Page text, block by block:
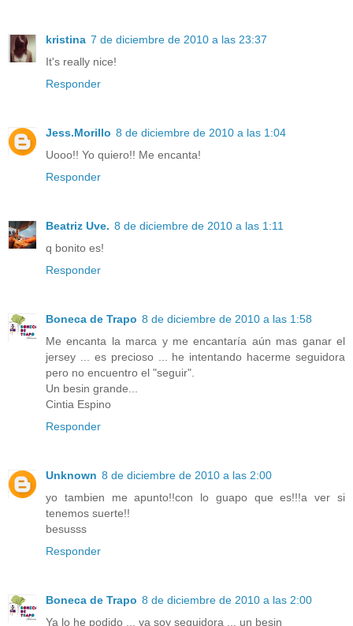
kristina 7 de diciembre de 2010 a las 23:37
It's really nice!
Responder
Jess.Morillo 8 de diciembre de 2010 a las 1:04
Uooo!! Yo quiero!! Me encanta!
Responder
Beatriz Uve. 8 de diciembre de 2010 a las 1:11
q bonito es!
Responder
Boneca de Trapo 8 de diciembre de 2010 a las 1:58
Me encanta la marca y me encantaría aún mas ganar el
jersey ... es precioso ... he intentando hacerme seguidora
pero no encuentro el "seguir".
Un besin grande...
Cintia Espino
Responder
Unknown 8 de diciembre de 2010 a las 2:00
yo tambien me apunto!!con lo guapo que es!!!a ver si
tenemos suerte!!
besusss
Responder
Boneca de Trapo 8 de diciembre de 2010 a las 2:00
Ya lo he podido ... ya soy seguidora ... un besin